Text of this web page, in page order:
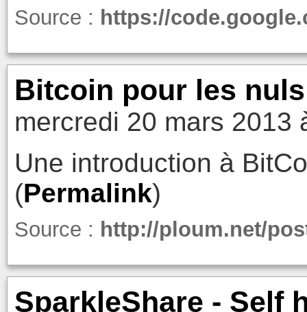
Source : https://
Bitcoin pour les
mercredi 20 mars 2013
Une introduction à
(Permalink)
Source : http://ploum.net/
SparkleShare - Self